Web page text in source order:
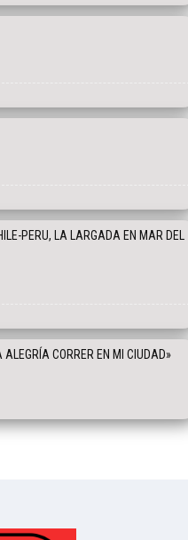
PERU, LA LARGADA EN MAR DEL
CORRER EN MI CIUDAD»